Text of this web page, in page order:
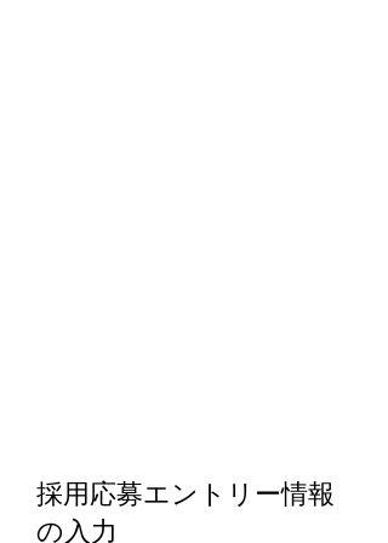
採用応募エントリー情報
の入力